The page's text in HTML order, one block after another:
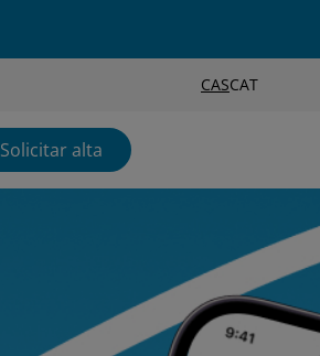
CASCAT
Solicitar alta